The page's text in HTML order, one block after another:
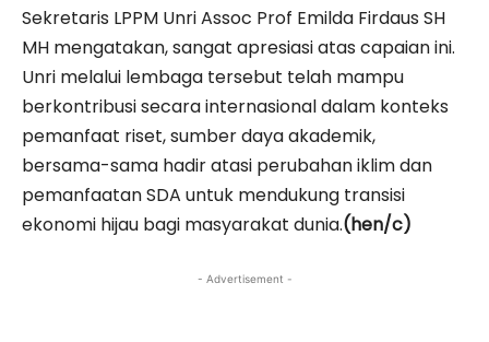
Sekretaris LPPM Unri Assoc Prof Emilda Firdaus SH
MH mengatakan, sangat apresiasi atas capaian ini.
Unri melalui lembaga tersebut telah mampu
berkontribusi secara internasional dalam konteks
pemanfaat riset, sumber daya akademik,
bersama-sama hadir atasi perubahan iklim dan
pemanfaatan SDA untuk mendukung transisi
ekonomi hijau bagi masyarakat dunia.(hen/c)
- Advertisement -